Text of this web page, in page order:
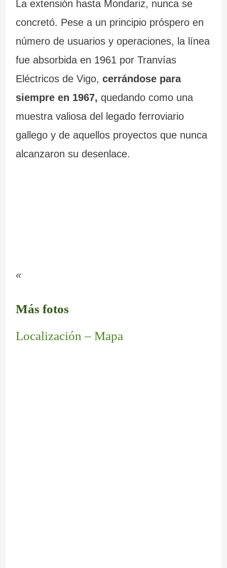
La extensión hasta Mondariz, nunca se
concretó. Pese a un principio próspero en
número de usuarios y operaciones, la línea
fue absorbida en 1961 por Tranvías
Eléctricos de Vigo, cerrándose para
siempre en 1967, quedando como una
muestra valiosa del legado ferroviario
gallego y de aquellos proyectos que nunca
alcanzaron su desenlace.
«
Más fotos
Localización – Mapa